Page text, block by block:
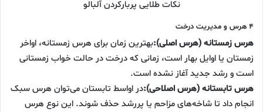
نکات طلایی پربارکردن آلبالو
۴ هرس و مدیریت درخت
هرس زمستانه (هرس اصلی):بهترین زمان برای هرس زمستانه، اواخر
زمستان یا اوایل بهار است، زمانی که درخت در حالت خواب زمستانی
است و رشد جدید آغاز نشده است.
هرس تابستانه (هرس اصلاحی):در اواسط تابستان می‌توان هرس سبک
انجام داد تا شاخه‌های مزاحم یا پررشد حذف شوند. این نوع هرس